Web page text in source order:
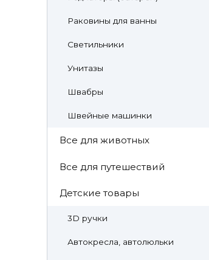
Раковины для ванны
Светильники
Унитазы
Швабры
Швейные машинки
Все для животных
Все для путешествий
Детские товары
3D ручки
Автокресла, автолюльки